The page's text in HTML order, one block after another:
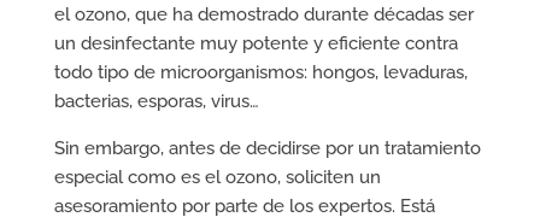
el ozono, que ha demostrado durante décadas ser
un desinfectante muy potente y eficiente contra
todo tipo de microorganismos: hongos, levaduras,
bacterias, esporas, virus…
Sin embargo, antes de decidirse por un tratamiento
especial como es el ozono, soliciten un
asesoramiento por parte de los expertos. Está